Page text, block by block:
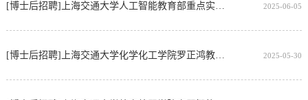
[博士后招聘]上海交通大学人工智能教育部重点实验室马超/杨小康团队博士后招聘岗位 2025-06-05
[博士后招聘]上海交通大学化学化工学院罗正鸿教授团队招聘AI+化工方向博士后 2025-05-30